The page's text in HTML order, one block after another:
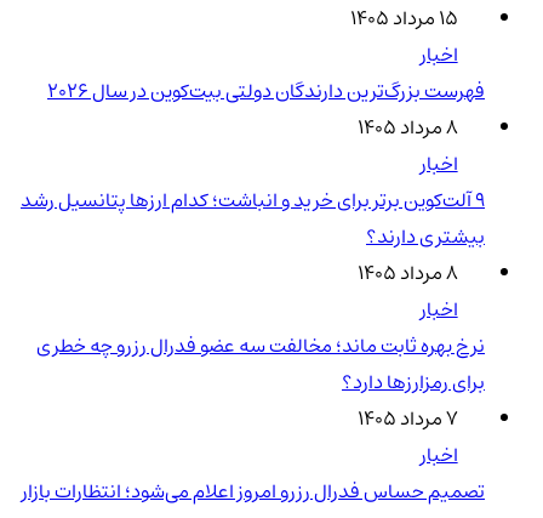
۱۵ مرداد ۱۴۰۵
اخبار
فهرست بزرگ‌ترین دارندگان دولتی بیت‌کوین در سال 2026
۸ مرداد ۱۴۰۵
اخبار
۹ آلت‌کوین برتر برای خرید و انباشت؛ کدام ارزها پتانسیل رشد
بیشتری دارند؟
۸ مرداد ۱۴۰۵
اخبار
نرخ بهره ثابت ماند؛ مخالفت سه عضو فدرال رزرو چه خطری
برای رمزارزها دارد؟
۷ مرداد ۱۴۰۵
اخبار
تصمیم حساس فدرال رزرو امروز اعلام می‌شود؛ انتظارات بازار